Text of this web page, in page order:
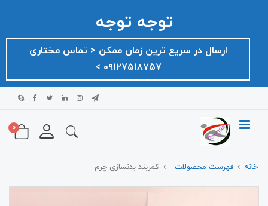
توجه توجه
ارسال در سریع ترین زمان ممکن ‌< تماس مختاری
۰۹۱۲۷۵۱۸۷۵۷ >
0
خانه فهرست محصولات کمربند بدنسازی چرم